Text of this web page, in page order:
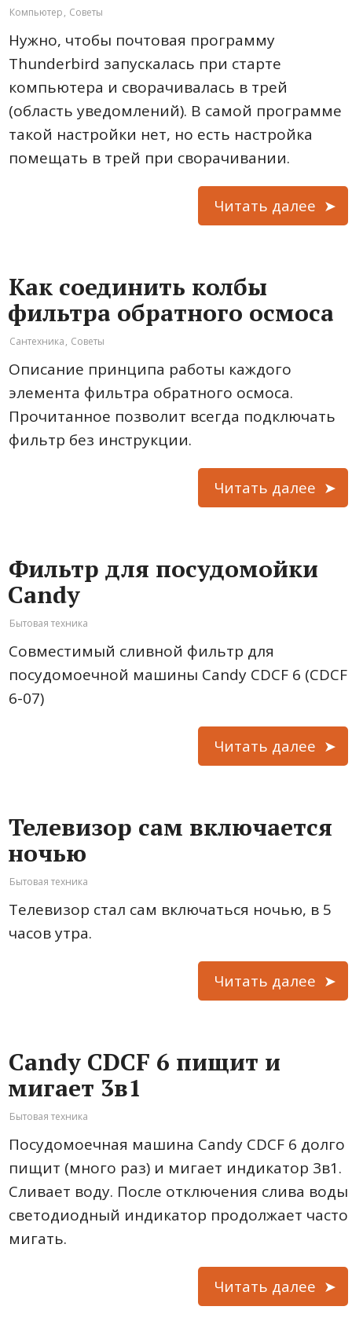
Компьютер, Советы
Нужно, чтобы почтовая программу
Thunderbird запускалась при старте
компьютера и сворачивалась в трей
(область уведомлений). В самой программе
такой настройки нет, но есть настройка
помещать в трей при сворачивании.
Читать далее
Как соединить колбы
фильтра обратного осмоса
Сантехника, Советы
Описание принципа работы каждого
элемента фильтра обратного осмоса.
Прочитанное позволит всегда подключать
фильтр без инструкции.
Читать далее
Фильтр для посудомойки
Candy
Бытовая техника
Совместимый сливной фильтр для
посудомоечной машины Candy CDCF 6 (CDCF
6-07)
Читать далее
Телевизор сам включается
ночью
Бытовая техника
Телевизор стал сам включаться ночью, в 5
часов утра.
Читать далее
Candy CDCF 6 пищит и
мигает 3в1
Бытовая техника
Посудомоечная машина Candy CDCF 6 долго
пищит (много раз) и мигает индикатор 3в1.
Сливает воду. После отключения слива воды
светодиодный индикатор продолжает часто
мигать.
Читать далее